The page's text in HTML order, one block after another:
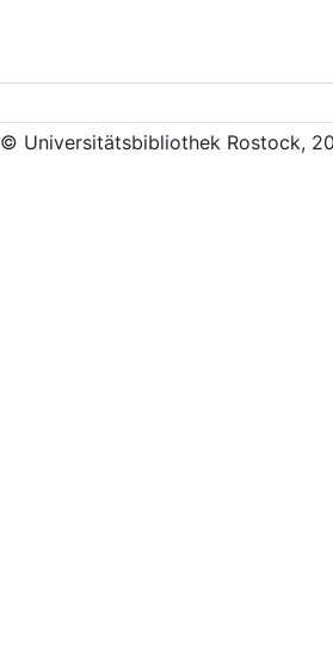
© Universitätsbibliothek Rostock,